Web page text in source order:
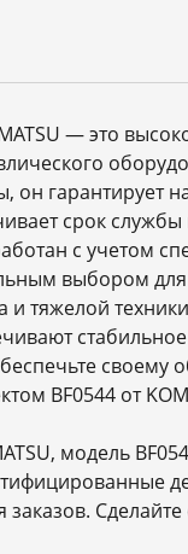
— это
он гарантирует
срок
с учетом
выбором
и тяжелой
своему
BF0544 от
модель